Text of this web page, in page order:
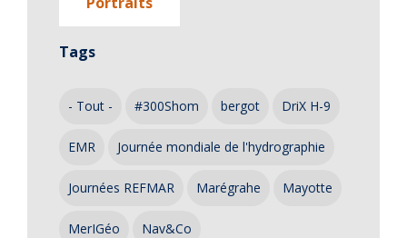
Tags
- Tout - #300Shom bergot DriX H-9
EMR Journée mondiale de l'hydrographie
Journées REFMAR Marégrahe Mayotte
MerIGéo Nav&Co